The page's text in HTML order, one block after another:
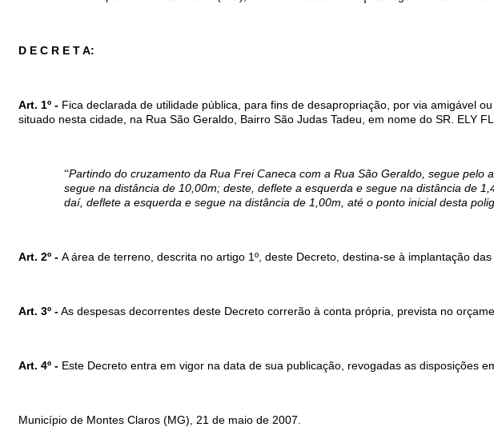
D E C R E T A:
Art. 1º - Fica declarada de utilidade pública, para fins de desapropriação, por via amigável
situado nesta cidade, na Rua São Geraldo, Bairro São Judas Tadeu, em nome do SR. ELY
“Partindo do cruzamento da Rua Frei Caneca com a Rua São Geraldo, segue
segue na distância de 10,00m; deste, deflete a esquerda e segue na distância de
daí, deflete a esquerda e segue na distância de 1,00m, até o ponto inicial desta
Art. 2º - A área de terreno, descrita no artigo 1º, deste Decreto, destina-se à implantação
Art. 3º -As despesas decorrentes deste Decreto correrão à conta própria, prevista no
Art. 4º - Este Decreto entra em vigor na data de sua publicação, revogadas as disposições
Município de Montes Claros (MG), 21 de maio de 2007.